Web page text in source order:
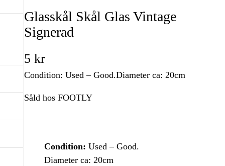
Glasskål Skål Glas Vintage
Signerad
5 kr
Condition: Used – Good.Diameter ca: 20cm
Såld hos FOOTLY
Condition: Used – Good.
Diameter ca: 20cm